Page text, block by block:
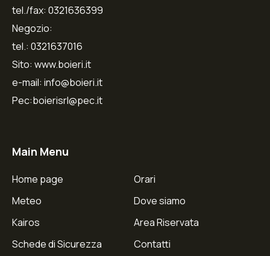
tel./fax: 0321636399
Negozio:
tel.: 0321637016
Sito: www.boieri.it
e-mail: info@boieri.it
Pec:boierisrl@pec.it
Main Menu
Home page
Meteo
Kairos
Schede di Sicurezza
Orari
Dove siamo
Area Riservata
Contatti